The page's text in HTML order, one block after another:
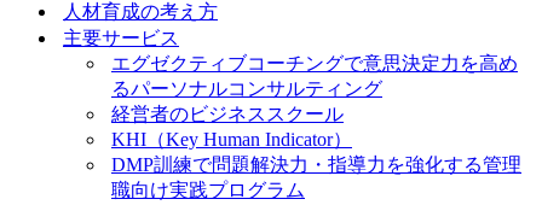
人材育成の考え方
主要サービス
エグゼクティブコーチングで意思決定力を高め
るパーソナルコンサルティング
経営者のビジネススクール
KHI（Key Human Indicator）
DMP訓練で問題解決力・指導力を強化する管理
職向け実践プログラム